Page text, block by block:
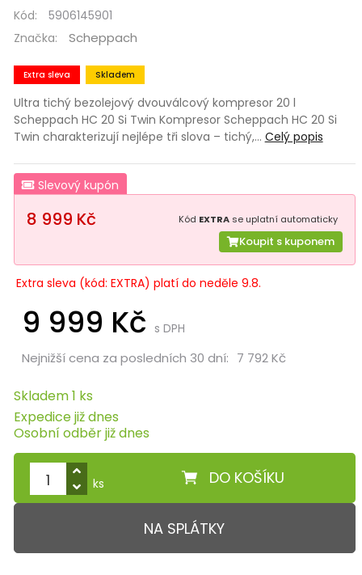
Kód:
5906145901
Značka:
Scheppach
Extra sleva Skladem
Ultra tichý bezolejový dvouválcový kompresor 20 l
Scheppach HC 20 Si Twin Kompresor Scheppach HC 20 Si
Twin charakterizují nejlépe tři slova – tichý,… Celý popis
Slevový kupón
8 999 Kč Kód EXTRA se uplatní automaticky
Koupit s kuponem
Extra sleva (kód: EXTRA) platí do neděle 9.8.
9 999 Kč s DPH
Nejnižší cena za posledních 30 dní: 7 792 Kč
Skladem 1 ks
Expedice již dnes
Osobní odběr již dnes
DO KOŠÍKU
ks
NA SPLÁTKY